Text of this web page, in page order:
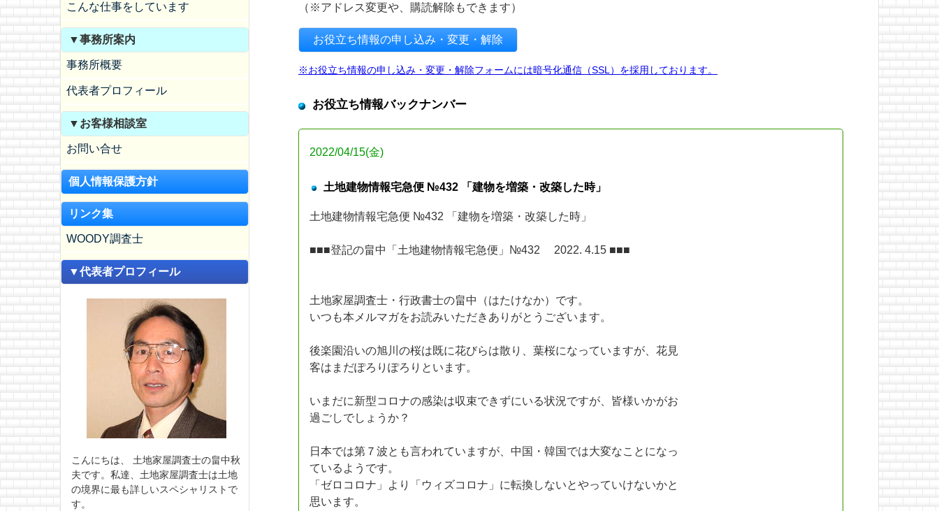
こんな仕事をしています
▼事務所案内
事務所概要
代表者プロフィール
▼お客様相談室
お問い合せ
個人情報保護方針
リンク集
WOODY調査士
▼代表者プロフィール
こんにちは、 土地家屋調査士の畠中秋
夫です。私達、土地家屋調査士は土地
の境界に最も詳しいスペシャリストで
す。
（※アドレス変更や、購読解除もできます）
お役立ち情報の申し込み・変更・解除
※お役立ち情報の申し込み・変更・解除フォームには暗号化通信（SSL）を採用しております。
お役立ち情報バックナンバー
2022/04/15(金)
土地建物情報宅急便 №432 「建物を増築・改築した時」
土地建物情報宅急便 №432 「建物を増築・改築した時」
■■■登記の畠中「土地建物情報宅急便」№432 2022. 4.15 ■■■
土地家屋調査士・行政書士の畠中（はたけなか）です。
いつも本メルマガをお読みいただきありがとうございます。
後楽園沿いの旭川の桜は既に花びらは散り、葉桜になっていますが、花見
客はまだぽろりぽろりといます。
いまだに新型コロナの感染は収束できずにいる状況ですが、皆様いかがお
過ごしでしょうか？
日本では第７波とも言われていますが、中国・韓国では大変なことになっ
ているようです。
「ゼロコロナ」より「ウィズコロナ」に転換しないとやっていけないかと
思います。